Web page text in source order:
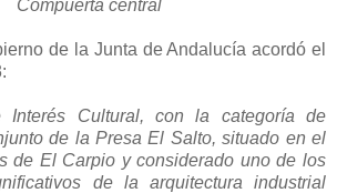
Compuerta central
de la Junta de Andalucía acordó el
Interés Cultural, con la categoría de
de la Presa El Salto, situado en el
de El Carpio y considerado uno de los
de la arquitectura industrial